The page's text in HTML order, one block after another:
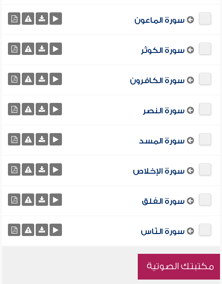
سورة الماعون
سورة الكوثر
سورة الكافرون
سورة النصر
سورة المسد
سورة الإخلاص
سورة الفلق
سورة النّاس
مكتبتك الصوتية